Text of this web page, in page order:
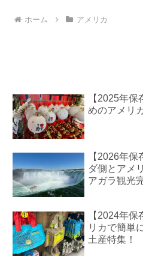
ホーム アメリカ
【2025年
めのアメリ
【2026年
ダ側とアメ
アガラ観光
【2024年
リカで簡単
土産特集！